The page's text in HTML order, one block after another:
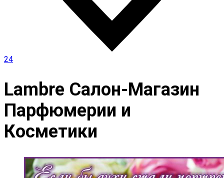
24
Lambre Салон-Магазин
Парфюмерии и
Косметики